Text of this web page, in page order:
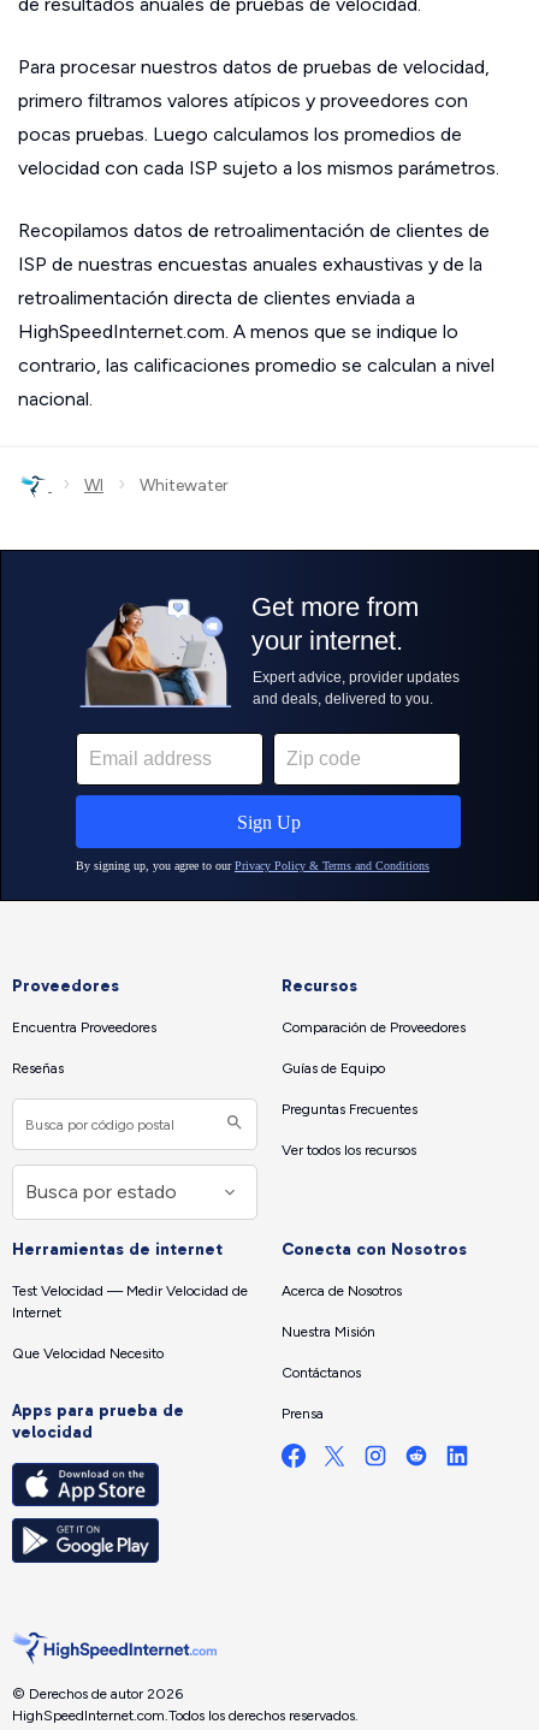
Para procesar nuestros datos de pruebas de velocidad,
primero filtramos valores atípicos y proveedores con
pocas pruebas. Luego calculamos los promedios de
velocidad con cada ISP sujeto a los mismos parámetros.
Recopilamos datos de retroalimentación de clientes de
ISP de nuestras encuestas anuales exhaustivas y de la
retroalimentación directa de clientes enviada a
HighSpeedInternet.com. A menos que se indique lo
contrario, las calificaciones promedio se calculan a nivel
nacional.
› WI › Whitewater
Proveedores
Encuentra Proveedores
Reseñas
Recursos
Comparación de Proveedores
Guías de Equipo
Preguntas Frecuentes
Ver todos los recursos
Herramientas de internet
Test Velocidad — Medir Velocidad de
Internet
Que Velocidad Necesito
Apps para prueba de
velocidad
Conecta con Nosotros
Acerca de Nosotros
Nuestra Misión
Contáctanos
Prensa
© Derechos de autor 2026
HighSpeedInternet.com.Todos los derechos reservados.